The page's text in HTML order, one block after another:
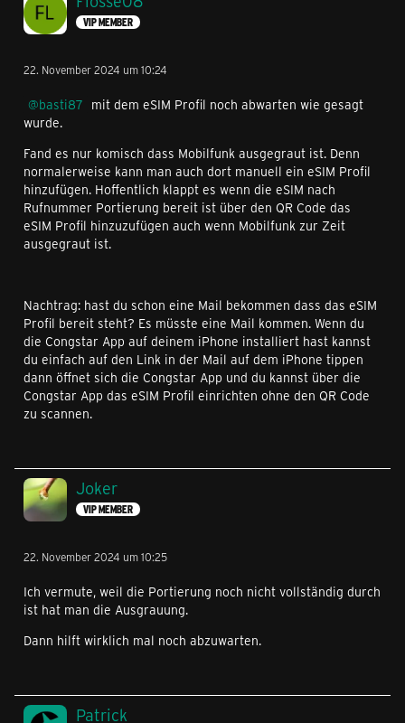
VIP MEMBER
22. November 2024 um 10:24
basti87 mit dem eSIM Profil noch abwarten wie gesagt
wurde.
Fand es nur komisch dass Mobilfunk ausgegraut ist. Denn
normalerweise kann man auch dort manuell ein eSIM Profil
hinzufügen. Hoffentlich klappt es wenn die eSIM nach
Rufnummer Portierung bereit ist über den QR Code das
eSIM Profil hinzuzufügen auch wenn Mobilfunk zur Zeit
ausgegraut ist.
Nachtrag: hast du schon eine Mail bekommen dass das eSIM
Profil bereit steht? Es müsste eine Mail kommen. Wenn du
die Congstar App auf deinem iPhone installiert hast kannst
du einfach auf den Link in der Mail auf dem iPhone tippen
dann öffnet sich die Congstar App und du kannst über die
Congstar App das eSIM Profil einrichten ohne den QR Code
zu scannen.
Joker
VIP MEMBER
22. November 2024 um 10:25
Ich vermute, weil die Portierung noch nicht vollständig durch
ist hat man die Ausgrauung.
Dann hilft wirklich mal noch abzuwarten.
Patrick